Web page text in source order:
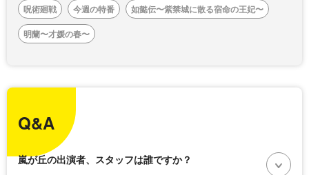
呪術廻戦
今週の特番
如懿伝〜紫禁城に散る宿命の王妃〜
明蘭〜才媛の春〜
Q&A
嵐が丘の出演者、スタッフは誰ですか？